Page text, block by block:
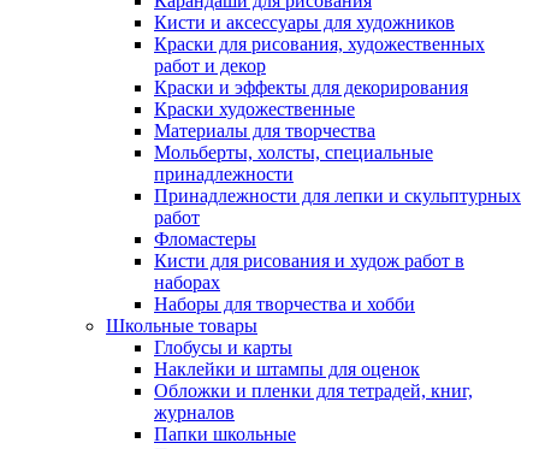
Кисти и аксессуары для художников
Краски для рисования, художественных
работ и декор
Краски и эффекты для декорирования
Краски художественные
Материалы для творчества
Мольберты, холсты, специальные
принадлежности
Принадлежности для лепки и скульптурных
работ
Фломастеры
Кисти для рисования и худож работ в
наборах
Наборы для творчества и хобби
Школьные товары
Глобусы и карты
Наклейки и штампы для оценок
Обложки и пленки для тетрадей, книг,
журналов
Папки школьные